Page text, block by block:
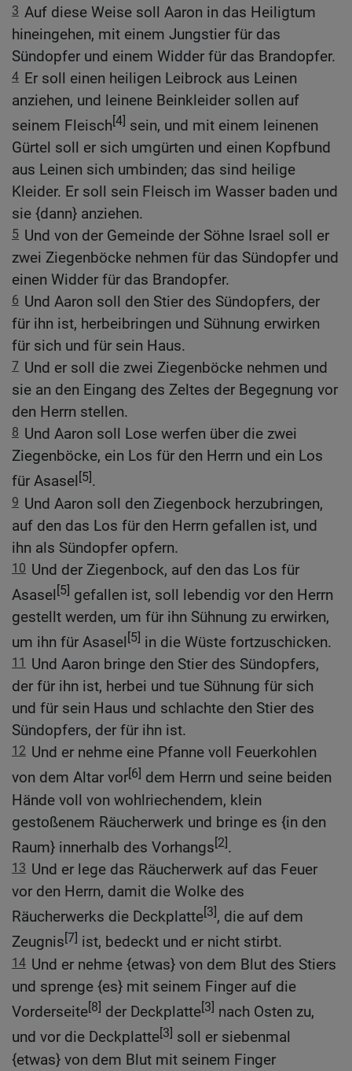
3 Auf diese Weise soll Aaron in das Heiligtum
hineingehen, mit einem Jungstier für das
Sündopfer und einem Widder für das Brandopfer.
4 Er soll einen heiligen Leibrock aus Leinen
anziehen, und leinene Beinkleider sollen auf
seinem Fleisch[4] sein, und mit einem leinenen
Gürtel soll er sich umgürten und einen Kopfbund
aus Leinen sich umbinden; das sind heilige
Kleider. Er soll sein Fleisch im Wasser baden und
sie {dann} anziehen.
5 Und von der Gemeinde der Söhne Israel soll er
zwei Ziegenböcke nehmen für das Sündopfer und
einen Widder für das Brandopfer.
6 Und Aaron soll den Stier des Sündopfers, der
für ihn ist, herbeibringen und Sühnung erwirken
für sich und für sein Haus.
7 Und er soll die zwei Ziegenböcke nehmen und
sie an den Eingang des Zeltes der Begegnung vor
den Herrn stellen.
8 Und Aaron soll Lose werfen über die zwei
Ziegenböcke, ein Los für den Herrn und ein Los
für Asasel[5].
9 Und Aaron soll den Ziegenbock herzubringen,
auf den das Los für den Herrn gefallen ist, und
ihn als Sündopfer opfern.
10 Und der Ziegenbock, auf den das Los für
Asasel [5] gefallen ist, soll lebendig vor den Herrn
gestellt werden, um für ihn Sühnung zu erwirken,
um ihn für Asasel [5] in die Wüste fortzuschicken.
11
Und Aaron bringe den Stier des Sündopfers,
der für ihn ist, herbei und tue Sühnung für sich
und für sein Haus und schlachte den Stier des
Sündopfers, der für ihn ist.
12 Und er nehme eine Pfanne voll Feuerkohlen
von dem Altar vor[6] dem Herrn und seine beiden
Hände voll von wohlriechendem, klein
gestoßenem Räucherwerk und bringe es {in den
Raum} innerhalb des Vorhangs[2].
13 Und er lege das Räucherwerk auf das Feuer
vor den Herrn, damit die Wolke des
Räucherwerks die Deckplatte[3], die auf dem
Zeugnis[7] ist, bedeckt und er nicht stirbt.
14 Und er nehme {etwas} von dem Blut des Stiers
und sprenge {es} mit seinem Finger auf die
Vorderseite[8] der Deckplatte[3] nach Osten zu,
und vor die Deckplatte[3] soll er siebenmal
{etwas} von dem Blut mit seinem Finger